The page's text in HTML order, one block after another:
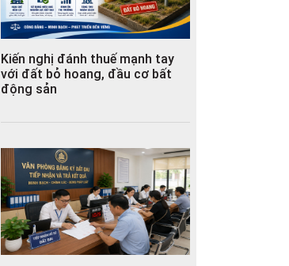
Kiến nghị đánh thuế mạnh tay
với đất bỏ hoang, đầu cơ bất
động sản